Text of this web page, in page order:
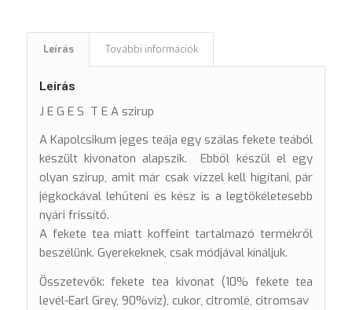
Leírás További információk
Leírás
J E G E S T E A szirup
A Kapolcsikum jeges teája egy szálas fekete teából
készült kivonaton alapszik. Ebből készül el egy
olyan szirup, amit már csak vízzel kell hígítani, pár
jégkockával lehűteni és kész is a legtökéletesebb
nyári frissítő.
A fekete tea miatt koffeint tartalmazó termékről
beszélünk. Gyerekeknek, csak módjával kínáljuk.
Összetevők: fekete tea kivonat (10% fekete tea
levél-Earl Grey, 90%víz), cukor, citromlé, citromsav